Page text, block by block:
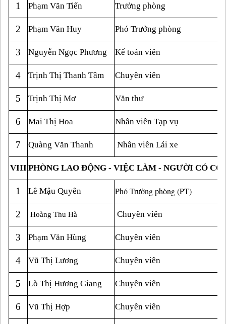
1 Phạm Văn Tiến Trưởng phòng
2 Phạm Văn Huy Phó Trưởng phòng
3 Nguyễn Ngọc Phương Kế toán viên
4 Trịnh Thị Thanh Tâm Chuyên viên
5 Trịnh Thị Mơ Văn thư
6 Mai Thị Hoa Nhân viên Tạp vụ
7 Quàng Văn Thanh Nhân viên Lái xe
VIII PHÒNG LAO ĐỘNG - VIỆC LÀM - NGƯỜI CÓ
1 Lê Mậu Quyên Phó Trưởng phòng (PT)
2 Hoàng Thu Hà Chuyên viên
3 Phạm Văn Hùng Chuyên viên
4 Vũ Thị Lương Chuyên viên
5 Lò Thị Hương Giang Chuyên viên
6 Vũ Thị Hợp Chuyên viên